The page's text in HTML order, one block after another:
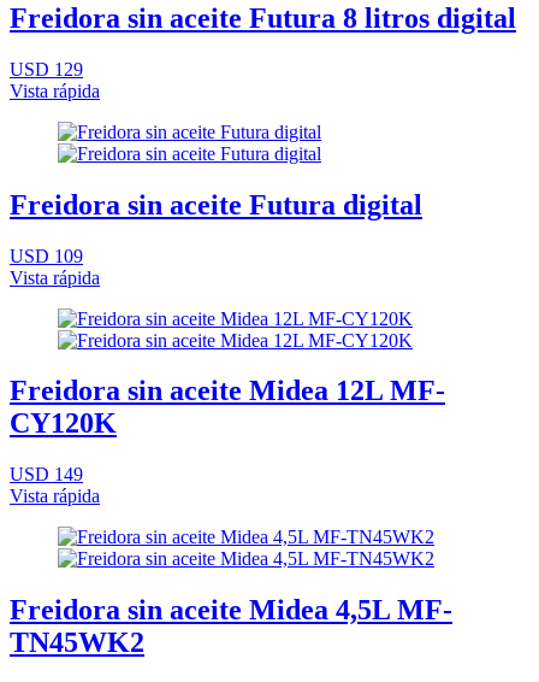
Freidora sin aceite Futura 8 litros digital
USD 129
Vista rápida
Freidora sin aceite Futura digital
USD 109
Vista rápida
Freidora sin aceite Midea 12L MF-
CY120K
USD 149
Vista rápida
Freidora sin aceite Midea 4,5L MF-
TN45WK2